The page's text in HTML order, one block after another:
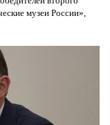
музеи России»,